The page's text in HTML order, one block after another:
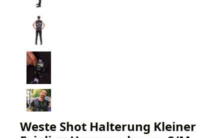
Weste Shot Halterung Kleiner